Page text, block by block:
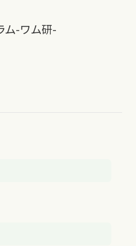
ム-ワム研-